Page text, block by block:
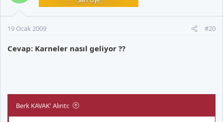
19 Ocak 2009 #20
Cevap: Karneler nasıl geliyor ??
Berk KAVAK' Alıntı: